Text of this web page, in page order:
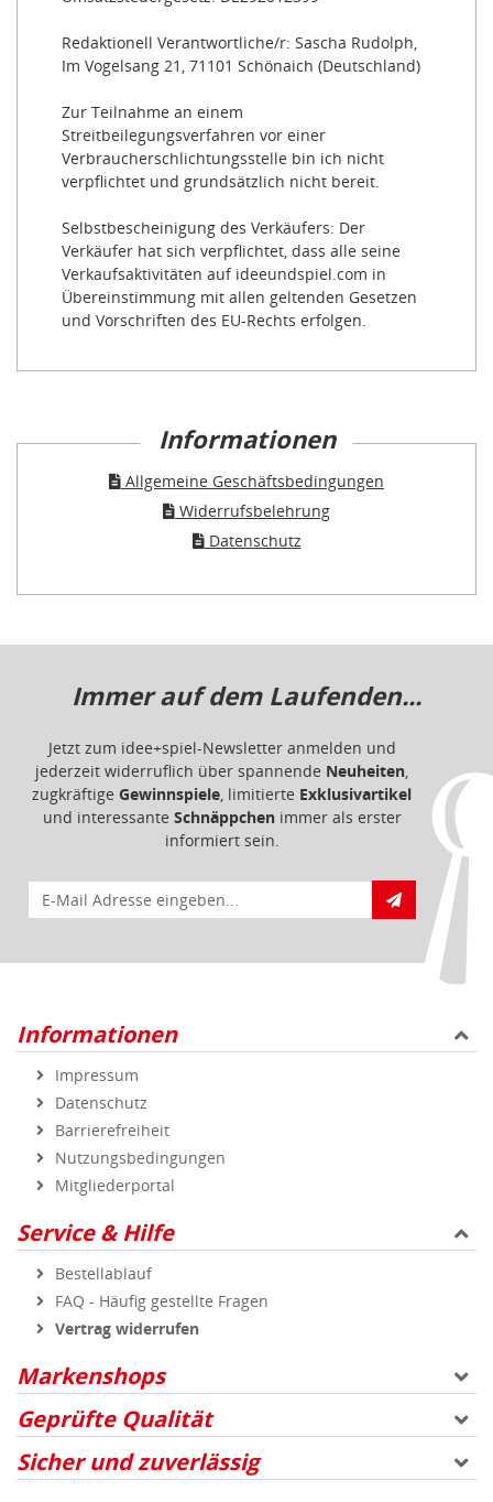
Redaktionell Verantwortliche/r: Sascha Rudolph,
Im Vogelsang 21, 71101 Schönaich (Deutschland)
Zur Teilnahme an einem
Streitbeilegungsverfahren vor einer
Verbraucherschlichtungsstelle bin ich nicht
verpflichtet und grundsätzlich nicht bereit.
Selbstbescheinigung des Verkäufers: Der
Verkäufer hat sich verpflichtet, dass alle seine
Verkaufsaktivitäten auf ideeundspiel.com in
Übereinstimmung mit allen geltenden Gesetzen
und Vorschriften des EU-Rechts erfolgen.
Informationen
Allgemeine Geschäftsbedingungen
Widerrufsbelehrung
Datenschutz
Immer auf dem Laufenden...
Jetzt zum idee+spiel-Newsletter anmelden und
jederzeit widerruflich über spannende Neuheiten,
zugkräftige Gewinnspiele, limitierte Exklusivartikel
und interessante Schnäppchenimmer als erster
informiert sein.
E-Mail für Newsletteranmeldung
Informationen
Impressum
Datenschutz
Barrierefreiheit
Nutzungsbedingungen
Mitgliederportal
Service & Hilfe
Bestellablauf
FAQ - Häufig gestellte Fragen
Vertrag widerrufen
Markenshops
Geprüfte Qualität
Sicher und zuverlässig